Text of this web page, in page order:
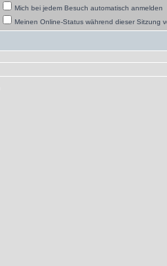
Mich bei jedem Besuch automatisch anmelden
Meinen Online-Status während dieser Sitzung